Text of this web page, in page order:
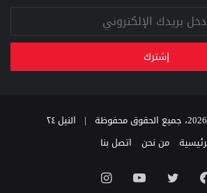
النيل ٢٤
من نحن اتصل بنا
فيسبوك تويتر يوتيوب